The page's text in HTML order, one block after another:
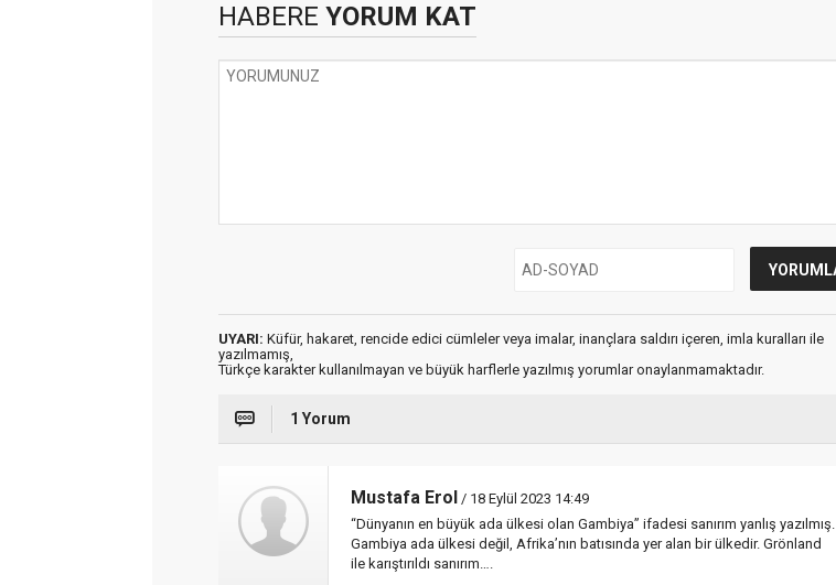
HABERE YORUM KAT
UYARI: Küfür, hakaret, rencide edici cümleler veya imalar, inançlara saldırı içeren, imla kuralları ile
yazılmamış,
Türkçe karakter kullanılmayan ve büyük harflerle yazılmış yorumlar onaylanmamaktadır.
1 Yorum
Mustafa Erol / 18 Eylül 2023 14:49
“Dünyanın en büyük ada ülkesi olan Gambiya” ifadesi sanırım yanlış yazılmış.
Gambiya ada ülkesi değil, Afrika’nın batısında yer alan bir ülkedir. Grönland
ile karıştırıldı sanırım….